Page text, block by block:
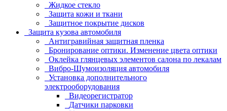
Жидкое стекло
Защита кожи и ткани
Защитное покрытие дисков
Защита кузова автомобиля
Антигравийная защитная пленка
Бронирование оптики. Изменение цвета оптики
Оклейка глянцевых элементов салона по лекалам
Вибро-Шумоизоляция автомобиля
Установка дополнительного
электрооборудования
Видеорегистратор
Датчики парковки